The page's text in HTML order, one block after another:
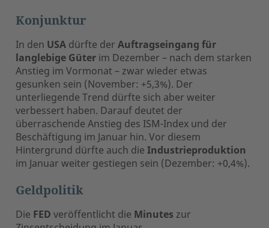
Konjunktur
In den USA dürfte der Auftragseingang für
langlebige Güter im Dezember – nach dem starken
Anstieg im Vormonat – zwar wieder etwas
gesunken sein (November: +5,3%). Der
unterliegende Trend dürfte sich aber weiter
verbessert haben. Darauf deutet der
überraschende Anstieg des ISM-Index und der
Beschäftigung im Januar hin. Vor diesem
Hintergrund dürfte auch die Industrieproduktion
im Januar weiter gestiegen sein (Dezember: +0,4%).
Geldpolitik
Die FED veröffentlicht die Minutes zur